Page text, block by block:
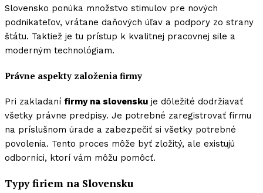
Slovensko ponúka množstvo stimulov pre nových
podnikateľov, vrátane daňových úľav a podpory zo strany
štátu. Taktiež je tu prístup k kvalitnej pracovnej sile a
moderným technológiam.
Právne aspekty založenia firmy
Pri zakladaní firmy na slovensku je dôležité dodržiavať
všetky právne predpisy. Je potrebné zaregistrovať firmu
na príslušnom úrade a zabezpečiť si všetky potrebné
povolenia. Tento proces môže byť zložitý, ale existujú
odborníci, ktorí vám môžu pomôcť.
Typy firiem na Slovensku